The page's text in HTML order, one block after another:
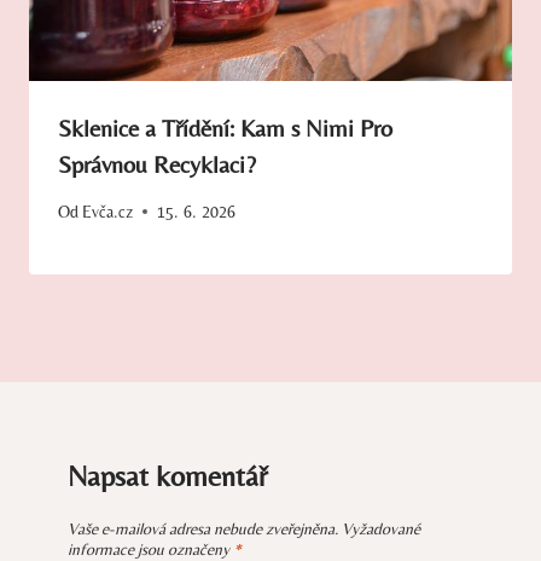
Sklenice a Třídění: Kam s Nimi Pro
Správnou Recyklaci?
Od Evča.cz 15. 6. 2026
Napsat komentář
Vaše e-mailová adresa nebude zveřejněna. Vyžadované
informace jsou označeny *